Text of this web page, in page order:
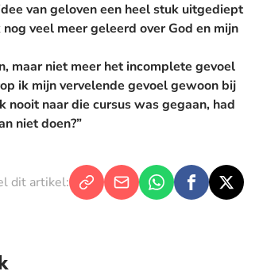
van geloven een heel stuk uitgediept
veel meer geleerd over God en mijn
maar niet meer het incomplete gevoel
ik mijn vervelende gevoel gewoon bij
nooit naar die cursus was gegaan, had
niet doen?”
dit artikel: